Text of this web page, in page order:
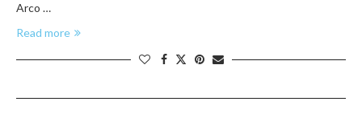
Arco …
Read more